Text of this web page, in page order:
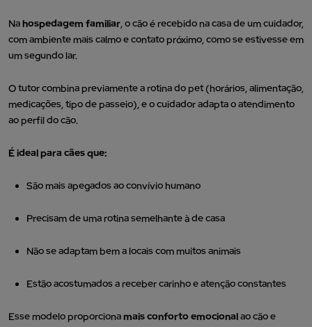
Nahospedagem familiar, o cão é recebido na casa de um cuidador,
com ambiente mais calmo e contato próximo, como se estivesse em
um segundo lar.
O tutor combina previamente a rotina do pet (horários, alimentação,
medicações, tipo de passeio), e o cuidador adapta o atendimento
ao perfil do cão.
É ideal para cães que:
São mais apegados ao convívio humano
Precisam de uma rotina semelhante à de casa
Não se adaptam bem a locais com muitos animais
Estão acostumados a receber carinho e atenção constantes
Esse modelo proporcionamais conforto emocionalao cão e